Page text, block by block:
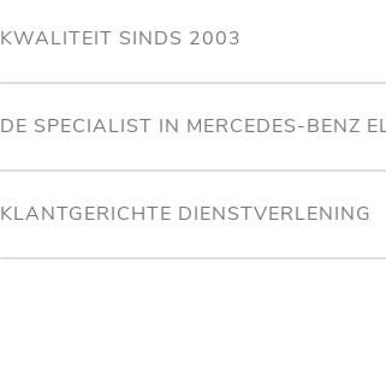
KWALITEIT SINDS 2003
DE SPECIALIST IN MERCEDES-BENZ
KLANTGERICHTE DIENSTVERLENING